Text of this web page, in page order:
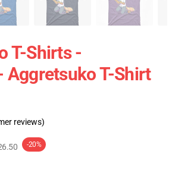
T-Shirts -
Aggretsuko T-Shirt
reviews)
-20%